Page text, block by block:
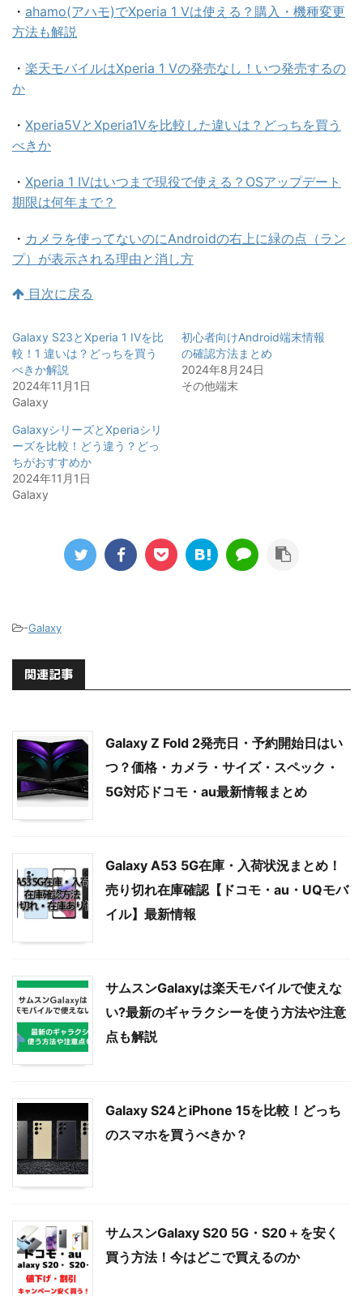
・ ahamo(アハモ)でXperia 1 Vは使える？購入・機種変更
方法も解説
・ 楽天モバイルはXperia 1 Vの発売なし！いつ発売するの
か
・ Xperia5VとXperia1Vを比較した違いは？どっちを買う
べきか
・ Xperia 1 IVはいつまで現役で使える？OSアップデート
期限は何年まで？
・ カメラを使ってないのにAndroidの右上に緑の点（ラン
プ）が表示される理由と消し方
目次に戻る
Galaxy S23とXperia 1 IVを比
較！1 違いは？どっちを買う
べきか解説
2024年11月1日
Galaxy
初心者向けAndroid端末情報
の確認方法まとめ
2024年8月24日
その他端末
GalaxyシリーズとXperiaシリ
ーズを比較！どう違う？どっ
ちがおすすめか
2024年11月1日
Galaxy
-Galaxy
関連記事
Galaxy Z Fold 2発売日・予約開始日はい
つ？価格・カメラ・サイズ・スペック・
5G対応ドコモ・au最新情報まとめ
Galaxy A53 5G在庫・入荷状況まとめ！
売り切れ在庫確認【ドコモ・au・UQモバ
イル】最新情報
サムスンGalaxyは楽天モバイルで使えな
い?最新のギャラクシーを使う方法や注意
点も解説
Galaxy S24とiPhone 15を比較！どっち
のスマホを買うべきか？
サムスンGalaxy S20 5G・S20＋を安く
買う方法！今はどこで買えるのか